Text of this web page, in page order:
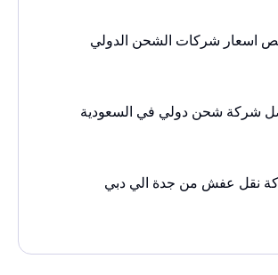
اسعار شركات الشحن الدولي
شركة شحن دولي في السعودية
نقل عفش من جدة الي دبي